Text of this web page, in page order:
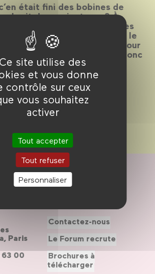
Ce site utilise des
et vous donne
contrôle sur ceux
vous souhaitez
activer
Tout accepter
Tout refuser
Personnaliser
était fini des bobines de
bruit des projecteurs ? À
de nombreux cinéastes
pourtant de priser le
de la pellicule argentique, pour
son grain inégalés. Voici donc
avec une sélection de
l’année en beauté.
Paris
00
Contactez-nous
Le Forum recrute
Brochures à
télécharger